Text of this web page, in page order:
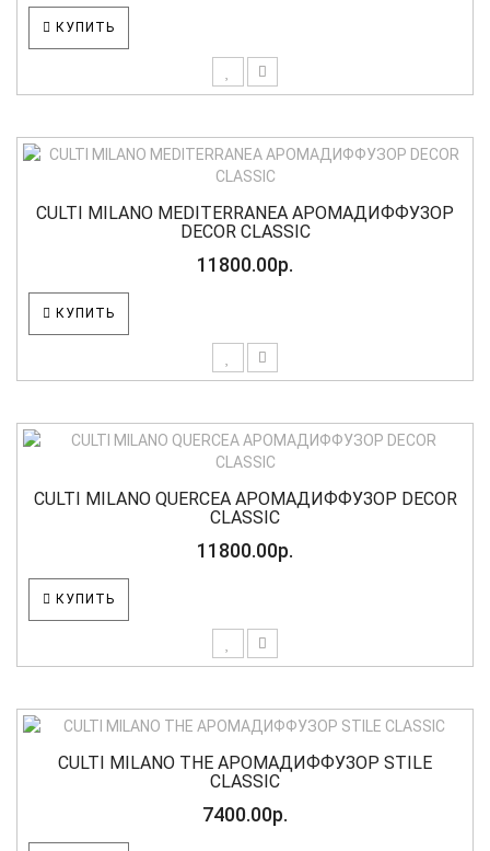
КУПИТЬ
CULTI MILANO MEDITERRANEA АРОМАДИФФУЗОР
DECOR CLASSIC
11800.00р.
КУПИТЬ
CULTI MILANO QUERCEA АРОМАДИФФУЗОР DECOR
CLASSIC
11800.00р.
КУПИТЬ
CULTI MILANO THE АРОМАДИФФУЗОР STILE
CLASSIC
7400.00р.